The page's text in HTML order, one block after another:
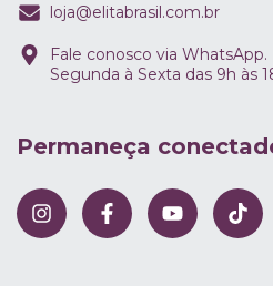
loja@elitabrasil.com.br
Fale conosco via
Segunda à Sexta das 9h às
Permaneça